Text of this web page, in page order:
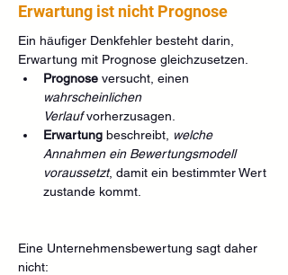
Erwartung ist nicht Prognose
Ein häufiger Denkfehler besteht darin,
Erwartung mit Prognose gleichzusetzen.
Prognose versucht, einen
wahrscheinlichen
Verlauf vorherzusagen.
Erwartung beschreibt,
welche
Annahmen ein Bewertungsmodell
voraussetzt, damit ein bestimmter Wert
zustande kommt.
Eine Unternehmensbewertung sagt daher
nicht: